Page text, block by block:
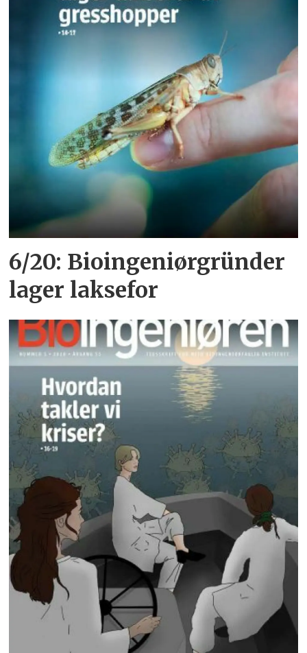
6/20: Bioingeniørgründer
lager laksefor